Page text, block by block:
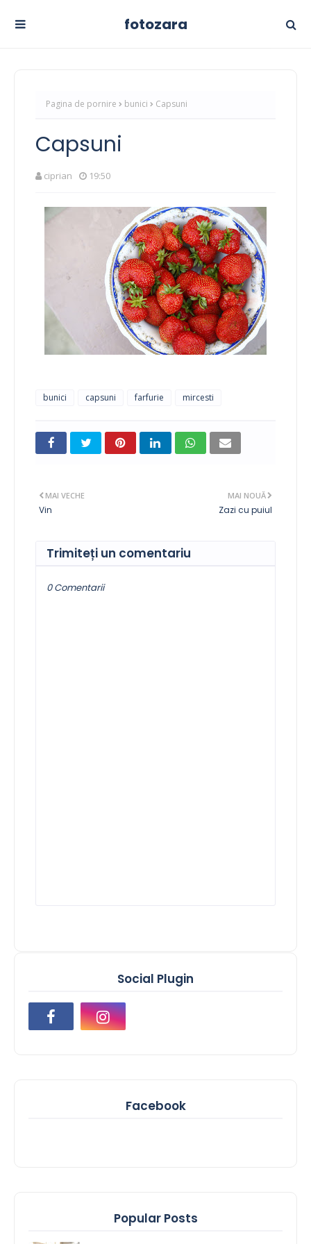
fotozara
Pagina de pornire bunici Capsuni
Capsuni
ciprian 19:50
bunici capsuni farfurie mircesti
MAI NOUĂ
Zazi cu puiul
MAI VECHE
Vin
Trimiteți un comentariu
0 Comentarii
Social Plugin
Facebook
Popular Posts